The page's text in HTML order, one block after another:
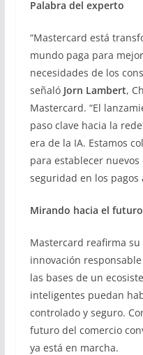
Palabra del experto
“Mastercard está
mundo paga para
necesidades de los
señaló Jorn Lambert,
Mastercard. “El
paso clave hacia la
era de la IA. Estamos
para establecer
seguridad en los pagos
Mirando hacia el futuro
Mastercard reafirma
innovación
las bases de un
inteligentes puedan
controlado y seguro.
futuro del comercio
ya está en marcha.